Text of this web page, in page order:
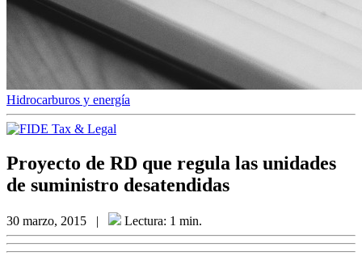
Hidrocarburos y energía
Proyecto de RD que regula las unidades
de suministro desatendidas
30 marzo, 2015 | Lectura: 1 min.